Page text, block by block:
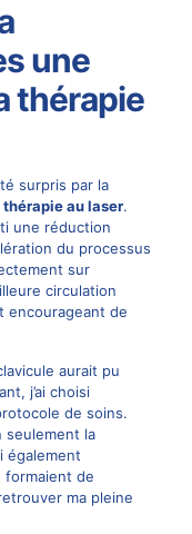
une
thérapie
surpris par la
thérapie au laser.
une réduction
du processus
sur
circulation
encourageant de
aurait pu
j’ai choisi
de soins.
seulement la
également
formaient de
ma pleine